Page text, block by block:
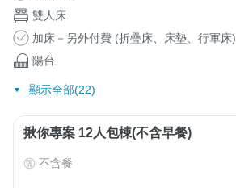
雙人床
加床－另外付費 (折疊床、床墊、行軍床)
陽台
顯示全部(22)
揪你專案 12人包棟(不含早餐)
不含餐